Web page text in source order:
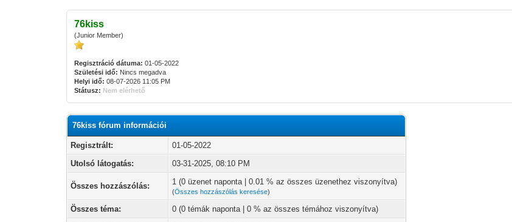
76kiss
(Junior Member)
Regisztráció dátuma: 01-05-2022
Születési idő: Nincs megadva
Helyi idő: 08-07-2026 11:05 PM
Státusz: Nem elérhető
76kiss fórum információi
Regisztrált:
01-05-2022
Utolsó látogatás:
03-31-2025, 08:10 PM
Összes hozzászólás: 1 (0 üzenet naponta | 0.01 % az összes üzenethez viszonyítva)
(Összes hozzászólás keresése)
Összes téma:
0 (0 témák naponta | 0 % az összes témához viszonyítva)